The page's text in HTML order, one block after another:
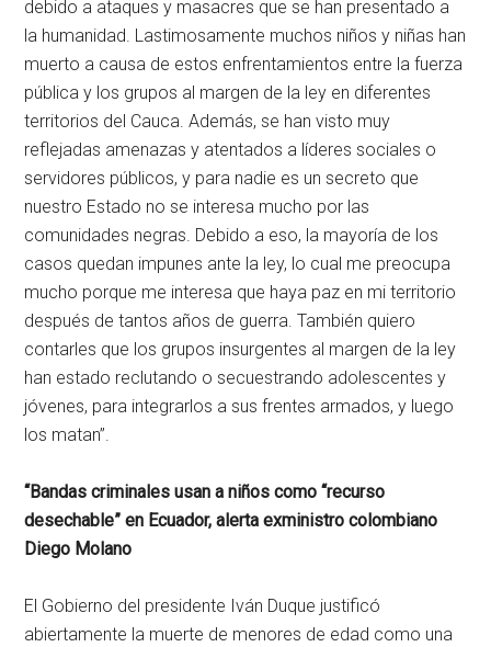
debido a ataques y masacres que se han presentado a
la humanidad. Lastimosamente muchos niños y niñas han
muerto a causa de estos enfrentamientos entre la fuerza
pública y los grupos al margen de la ley en diferentes
territorios del Cauca. Además, se han visto muy
reflejadas amenazas y atentados a líderes sociales o
servidores públicos, y para nadie es un secreto que
nuestro Estado no se interesa mucho por las
comunidades negras. Debido a eso, la mayoría de los
casos quedan impunes ante la ley, lo cual me preocupa
mucho porque me interesa que haya paz en mi territorio
después de tantos años de guerra. También quiero
contarles que los grupos insurgentes al margen de la ley
han estado reclutando o secuestrando adolescentes y
jóvenes, para integrarlos a sus frentes armados, y luego
los matan”.
“Bandas criminales usan a niños como “recurso
desechable” en Ecuador, alerta exministro colombiano
Diego Molano
El Gobierno del presidente Iván Duque justificó
abiertamente la muerte de menores de edad como una